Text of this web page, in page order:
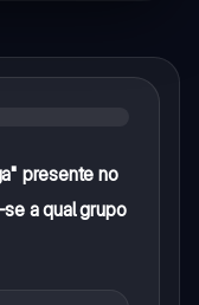
presente no
a qual grupo